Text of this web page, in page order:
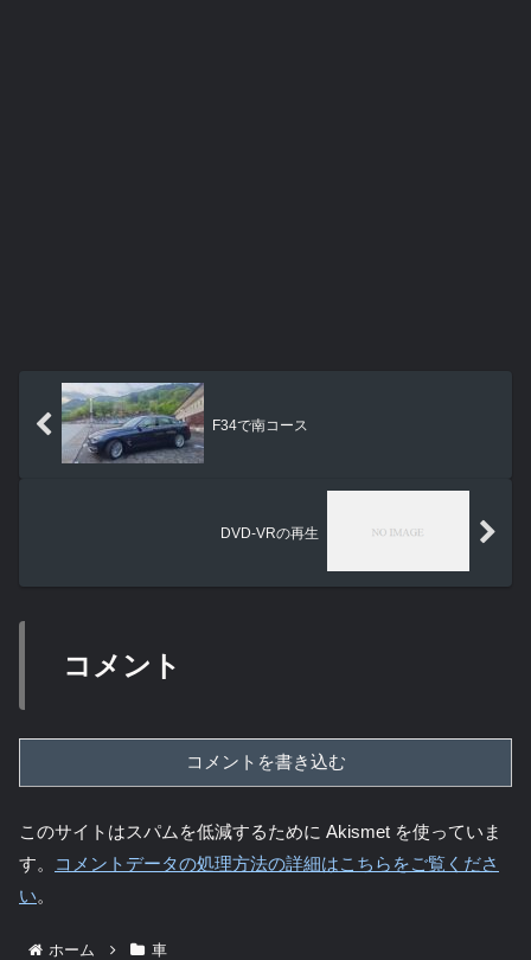
F34で南コース
DVD-VRの再生
コメント
コメントを書き込む
このサイトはスパムを低減するために Akismet を使っていま
す。
コメントデータの処理方法の詳細はこちらをご覧くださ
い。
ホーム 車